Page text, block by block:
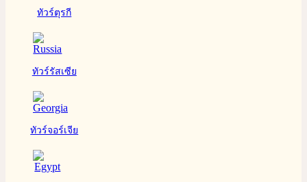
ทัวร์ตุรกี
ทัวร์รัสเซีย
ทัวร์จอร์เจีย